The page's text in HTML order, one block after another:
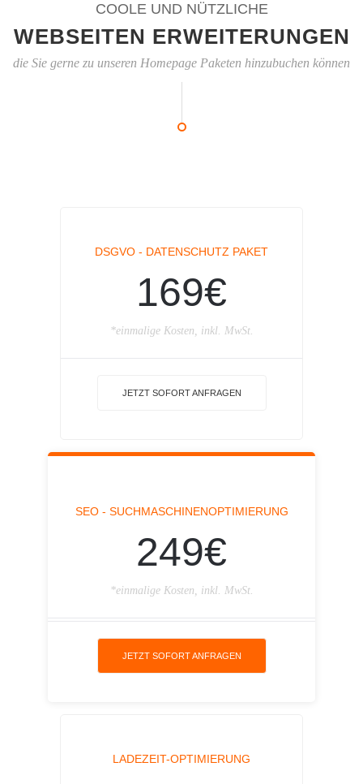
COOLE UND NÜTZLICHE
WEBSEITEN ERWEITERUNGEN
die Sie gerne zu unseren Homepage Paketen hinzubuchen können
DSGVO - DATENSCHUTZ PAKET
169€
*einmalige Kosten, inkl. MwSt.
JETZT SOFORT ANFRAGEN
SEO - SUCHMASCHINENOPTIMIERUNG
249€
*einmalige Kosten, inkl. MwSt.
JETZT SOFORT ANFRAGEN
LADEZEIT-OPTIMIERUNG